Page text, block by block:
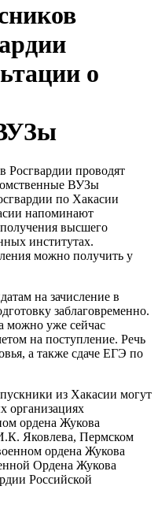
о
по Хакасии
напоминают
высшего
институтах.
можно получить у
на зачисление в
заблаговременно.
можно уже сейчас
на поступление. Речь
а также сдаче ЕГЭ по
из Хакасии могут
организациях
ордена Жукова
Яковлева, Пермском
ордена Жукова
Ордена Жукова
Российской